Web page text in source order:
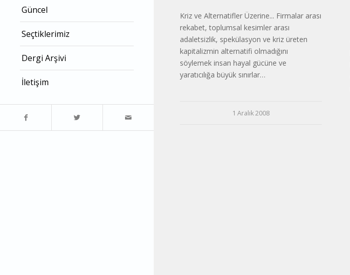
Güncel
Seçtiklerimiz
Dergi Arşivi
İletişim
Kriz ve Alternatifler Üzerine... Firmalar arası
rekabet, toplumsal kesimler arası
adaletsizlik, spekülasyon ve kriz üreten
kapitalizmin alternatifi olmadığını
söylemek insan hayal gücüne ve
yaratıcılığa büyük sınırlar…
1 Aralık 2008